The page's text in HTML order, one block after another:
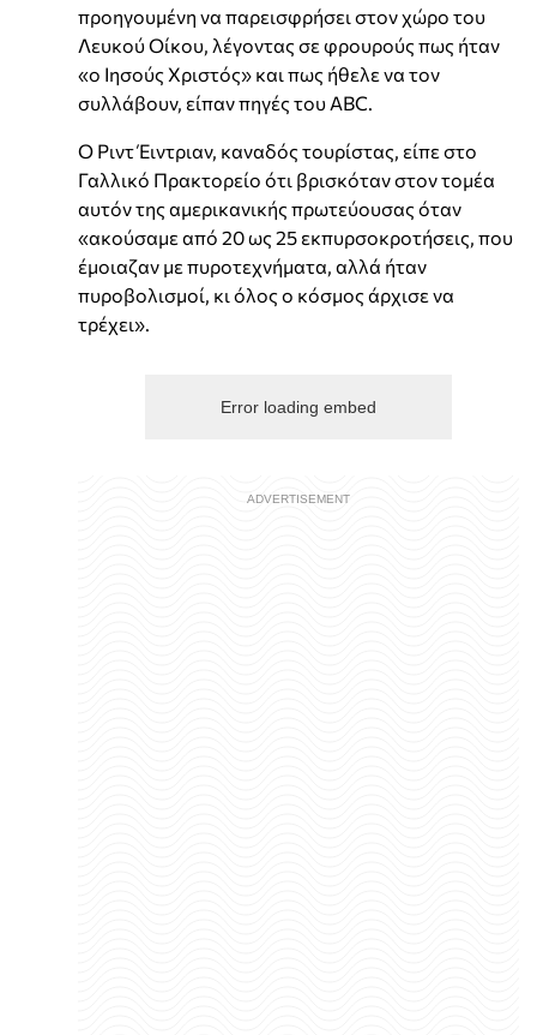
προηγουμένη να παρεισφρήσει στον χώρο του
Λευκού Οίκου, λέγοντας σε φρουρούς πως ήταν
«ο Ιησούς Χριστός» και πως ήθελε να τον
συλλάβουν, είπαν πηγές του ABC.
Ο Ριντ Έιντριαν, καναδός τουρίστας, είπε στο
Γαλλικό Πρακτορείο ότι βρισκόταν στον τομέα
αυτόν της αμερικανικής πρωτεύουσας όταν
«ακούσαμε από 20 ως 25 εκπυρσοκροτήσεις, που
έμοιαζαν με πυροτεχνήματα, αλλά ήταν
πυροβολισμοί, κι όλος ο κόσμος άρχισε να
τρέχει».
Error loading embed